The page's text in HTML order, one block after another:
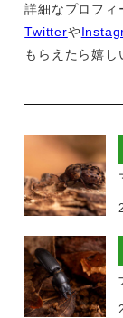
詳細なプロフィ
Twitterや
もらえたら嬉